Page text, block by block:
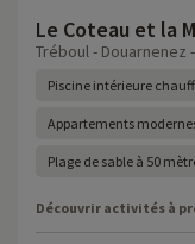
Le Coteau et la
Tréboul - Douarnenez
Piscine intérieure
Appartements
Plage de sable à 50
Découvrir activités à